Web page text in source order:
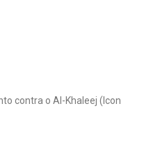
contra o Al-Khaleej (Icon